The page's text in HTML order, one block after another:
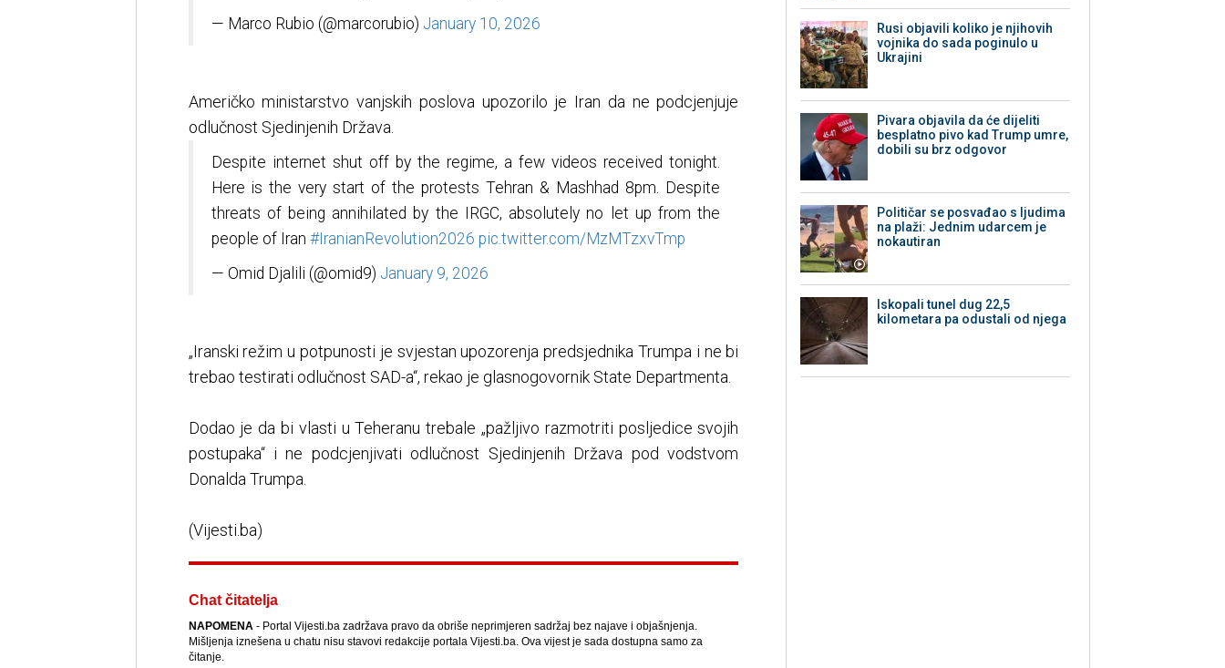
— Marco Rubio (@marcorubio) January 10, 2026
Američko ministarstvo vanjskih poslova upozorilo je Iran da ne podcjenjuje
odlučnost Sjedinjenih Država.
Despite internet shut off by the regime, a few videos received tonight.
Here is the very start of the protests Tehran & Mashhad 8pm. Despite
threats of being annihilated by the IRGC, absolutely no let up from the
people of Iran #IranianRevolution2026 pic.twitter.com/MzMTzxvTmp
— Omid Djalili (@omid9) January 9, 2026
„Iranski režim u potpunosti je svjestan upozorenja predsjednika Trumpa i ne bi
trebao testirati odlučnost SAD-a“, rekao je glasnogovornik State Departmenta.
Dodao je da bi vlasti u Teheranu trebale „pažljivo razmotriti posljedice svojih
postupaka“ i ne podcjenjivati odlučnost Sjedinjenih Država pod vodstvom
Donalda Trumpa.
(Vijesti.ba)
Chat čitatelja
NAPOMENA- Portal Vijesti.ba zadržava pravo da obriše neprimjeren sadržaj bez najave i objašnjenja.
Mišljenja iznešena u chatu nisu stavovi redakcije portala Vijesti.ba. Ova vijest je sada dostupna samo za
čitanje.
Rusi objavili koliko je njihovih
vojnika do sada poginulo u
Ukrajini
Pivara objavila da će dijeliti
besplatno pivo kad Trump umre,
dobili su brz odgovor
Političar se posvađao s ljudima
na plaži: Jednim udarcem je
nokautiran
Iskopali tunel dug 22,5
kilometara pa odustali od njega